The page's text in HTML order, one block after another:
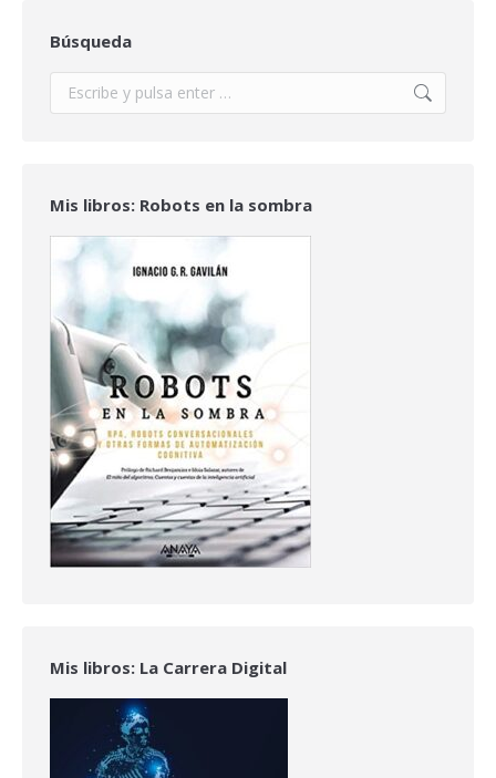
Búsqueda
Buscar:
Mis libros: Robots en la sombra
Mis libros: La Carrera Digital